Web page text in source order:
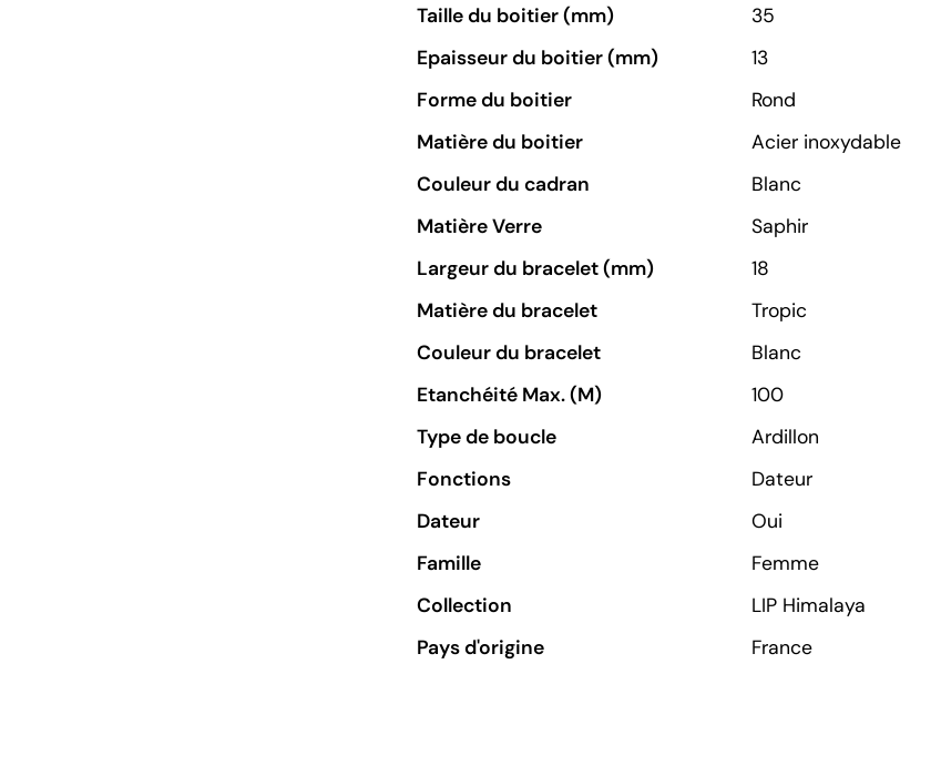
Taille du boitier (mm)
35
Epaisseur du boitier (mm)
13
Forme du boitier
Rond
Matière du boitier
Acier inoxydable
Couleur du cadran
Blanc
Matière Verre
Saphir
Largeur du bracelet (mm)
18
Matière du bracelet
Tropic
Couleur du bracelet
Blanc
Etanchéité Max. (M)
100
Type de boucle
Ardillon
Fonctions
Dateur
Dateur
Oui
Famille
Femme
Collection
LIP Himalaya
Pays d'origine
France